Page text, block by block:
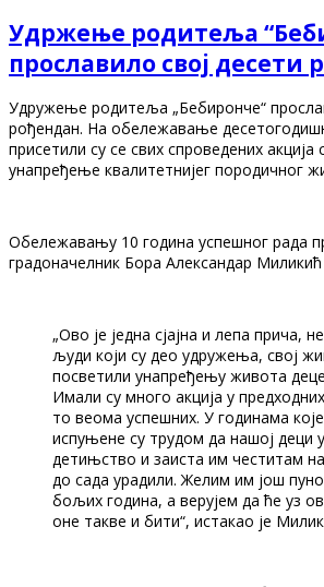
Удржење родитеља
прославило свој десети
Удружење родитеља „Бебиронче“
рођендан. На обележавање
присетили су се свих спроведених
унапређење квалитетнијег породичног
Обележавању 10 година успешног рада
градоначелник Бора Александар
„Ово је једна сјајна и лепа прича,
људи који су део удружења, свој
посветили унапређењу живота
Имали су много акција у
то веома успешних. У годинама
испуњене су трудом да нашој деци
детињство и заиста им честитам
до сада урадили. Желим им још
бољих година, а верујем да ће уз
оне такве и бити“, истакао је